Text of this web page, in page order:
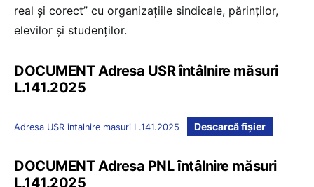
real și corect” cu organizațiile sindicale, părinților,
elevilor și studenților.
DOCUMENT Adresa USR întâlnire măsuri
L.141.2025
Adresa USR intalnire masuri L.141.2025 Descarcă fișier
DOCUMENT Adresa PNL întâlnire măsuri
L.141.2025